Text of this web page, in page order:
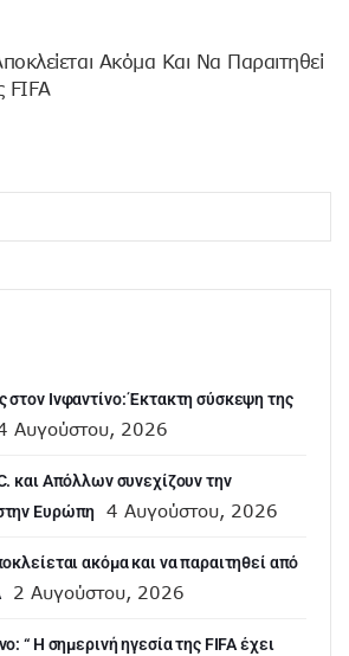
Ακόμα Και Να Παραιτηθεί
FIFA
στον Ινφαντίνο: Έκτακτη σύσκεψη της
Αυγούστου, 2026
και Απόλλων συνεχίζουν την
Ευρώπη
4 Αυγούστου, 2026
ακόμα και να παραιτηθεί από
2 Αυγούστου, 2026
“ H σημερινή ηγεσία της FIFA έχει